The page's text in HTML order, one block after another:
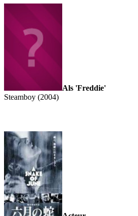
Als 'Freddie'
Steamboy (2004)